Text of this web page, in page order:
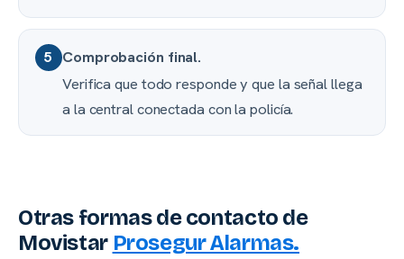
5 Comprobación final.
Verifica que todo responde y que la señal llega
a la central conectada con la policía.
Otras formas de contacto de
Movistar Prosegur Alarmas.